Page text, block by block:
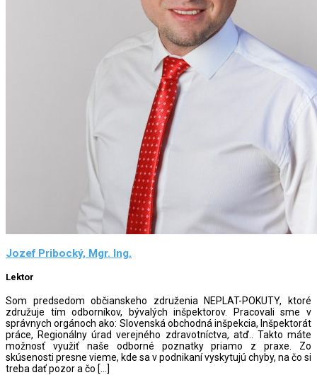
Jozef Pribocký, Mgr. Ing.
Lektor
Som predsedom občianskeho združenia NEPLAT-POKUTY, ktoré
združuje tím odborníkov, bývalých inšpektorov. Pracovali sme v
správnych orgánoch ako: Slovenská obchodná inšpekcia, Inšpektorát
práce, Regionálny úrad verejného zdravotníctva, atď.. Takto máte
možnosť využiť naše odborné poznatky priamo z praxe. Zo
skúsenosti presne vieme, kde sa v podnikaní vyskytujú chyby, na čo si
treba dať pozor a čo […]